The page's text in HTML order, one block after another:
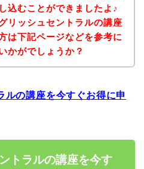
込むことができましたよ♪
リッシュセントラルの講座
は下記ページなどを参考に
かがでしょうか？
ルの講座を今すぐお得に申
トラルの講座を今す